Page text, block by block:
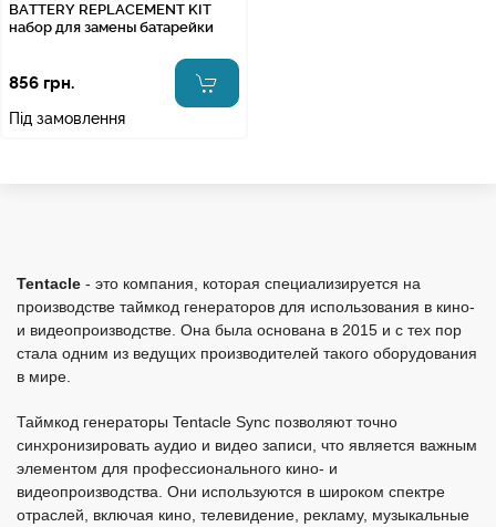
BATTERY REPLACEMENT KIT
набор для замены батарейки
856 грн.
Під замовлення
Tentacle - это компания, которая специализируется на
производстве таймкод генераторов для использования в кино-
и видеопроизводстве. Она была основана в 2015 и с тех пор
стала одним из ведущих производителей такого оборудования
в мире.
Таймкод генераторы Tentacle Sync позволяют точно
синхронизировать аудио и видео записи, что является важным
элементом для профессионального кино- и
видеопроизводства. Они используются в широком спектре
отраслей, включая кино, телевидение, рекламу, музыкальные